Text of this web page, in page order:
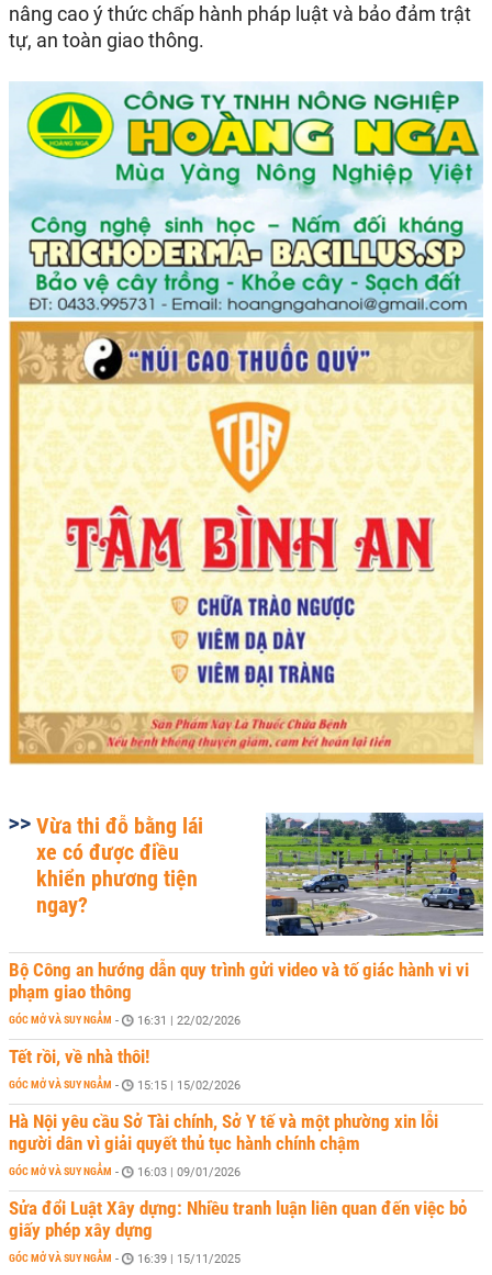
nâng cao ý thức chấp hành pháp luật và bảo đảm trật
tự, an toàn giao thông.
Vừa thi đỗ bằng lái
xe có được điều
khiển phương tiện
ngay?
Bộ Công an hướng dẫn quy trình gửi video và tố giác hành vi vi
phạm giao thông
GÓC MỞ VÀ SUY NGẪM - 16:31 | 22/02/2026
Tết rồi, về nhà thôi!
GÓC MỞ VÀ SUY NGẪM - 15:15 | 15/02/2026
Hà Nội yêu cầu Sở Tài chính, Sở Y tế và một phường xin lỗi
người dân vì giải quyết thủ tục hành chính chậm
GÓC MỞ VÀ SUY NGẪM - 16:03 | 09/01/2026
Sửa đổi Luật Xây dựng: Nhiều tranh luận liên quan đến việc bỏ
giấy phép xây dựng
GÓC MỞ VÀ SUY NGẪM - 16:39 | 15/11/2025